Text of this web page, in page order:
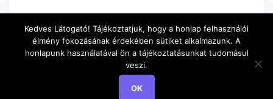
navigáció
Régebbi bejegyzések
Kedves Látogató! Tájékoztatjuk, hogy a honlap felhasználói
élmény fokozásának érdekében sütiket alkalmazunk. A
honlapunk használatával ön a tájékoztatásunkat tudomásul
veszi.
OK